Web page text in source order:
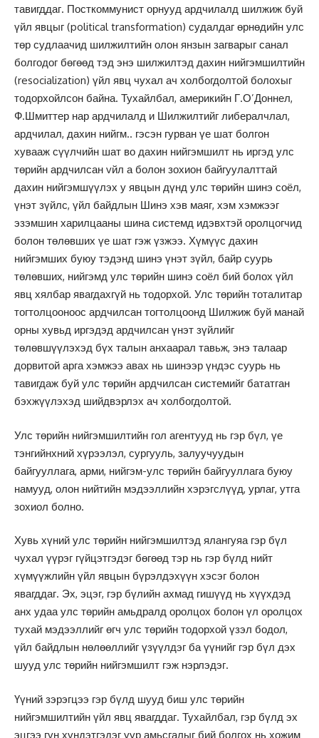
тавигддаг. Посткоммунист орнууд ардчилалд шилжиж буй
үйл явцыг (political transformation) судалдаг өрнөдийн улс
төр судлаачид шилжилтийн олон янзын загварыг санал
болгодог бөгөөд тэд энэ шилжилтэд дахин нийгэмшилтийн
(resocialization) үйл явц чухал ач холбогдолтой болохыг
тодорхойлсон байна. Тухайлбал, америкийн Г.О’Доннел,
Ф.Шмиттер нар ардчилалд и Шилжилтийг либералчлал,
ардчилал, дахин нийгм.. гэсэн гурван үе шат болгон
хувааж сүүлчийн шат во дахин нийгэмшилт нь иргэд улс
төрийн ардчилсан vйл а болон зохион байгуулалттай
дахин нийгэмшүүлэх у явцын дүнд улс төрийн шинэ соёл,
үнэт зүйлс, үйл байдлын Шинэ хэв маяг, хэм хэмжээг
эзэмшин харилцааны шина системд идэвхтэй оролцогчид
болон төлөвших үе шат гэж үзжээ. Хүмүүс дахин
нийгэмших буюу тэдэнд шинэ үнэт зүйл, байр суурь
төлөвших, нийгэмд улс төрийн шинэ соёл бий болох үйл
явц хялбар явагдахгүй нь тодорхой. Улс төрийн тоталитар
тогтолцооноос ардчилсан тогтолцоонд Шилжиж буй манай
орны хувьд иргэдэд ардчилсан үнэт зүйлийг
төлөвшүүлэхэд бүх талын анхаарал тавьж, энэ талаар
дорвитой арга хэмжээ авах нь шинээр үндэс суурь нь
тавигдаж буй улс төрийн ардчилсан системийг бататган
бэхжүүлэхэд шийдвэрлэх ач холбогдолтой.
Улс төрийн нийгэмшилтийн гол агентууд нь гэр бүл, үе
тэнгийнхний хүрээлэл, сургууль, залуучуудын
байгууллага, арми, нийгэм-улс төрийн байгууллага буюу
намууд, олон нийтийн мэдээллийн хэрэгслүүд, урлаг, утга
зохиол болно.
Хувь хүний улс төрийн нийгэмшилтэд ялангуяа гэр бүл
чухал үүрэг гүйцэтгэдэг бөгөөд тэр нь гэр бүлд нийт
хүмүүжлийн үйл явцын бүрэлдэхүүн хэсэг болон
явагддаг. Эх, эцэг, гэр бүлийн ахмад гишүүд нь хүүхдэд
анх удаа улс төрийн амьдралд оролцох болон үл оролцох
тухай мэдээллийг өгч улс төрийн тодорхой үзэл бодол,
үйл байдлын нөлөөллийг үзүүлдэг ба үүнийг гэр бүл дэх
шууд улс төрийн нийгэмшилт гэж нэрлэдэг.
Үүний зэрэгцээ гэр бүлд шууд биш улс төрийн
нийгэмшилтийн үйл явц явагддаг. Тухайлбал, гэр бүлд эх
эцгээ гүн хүндэтгэдэг уур амьсгалыг бий болгох нь хожим